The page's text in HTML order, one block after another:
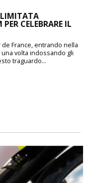
LIMITATA
CELEBRARE IL
France, entrando nella
volta indossando gli
traguardo...